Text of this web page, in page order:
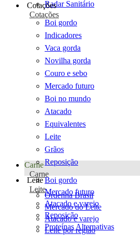
Radar Sanitário
Cotações
Cotações
Boi gordo
Indicadores
Vaca gorda
Novilha gorda
Couro e sebo
Mercado futuro
Boi no mundo
Atacado
Equivalentes
Leite
Grãos
Reposição
Carne
Carne
Boi gordo
Mercado futuro
Atacado e varejo
Reposição
Proteínas Alternativas
Leite
Leite
Ordenha Brasil
Mercado do Leite
Atacado e varejo
Leite por região